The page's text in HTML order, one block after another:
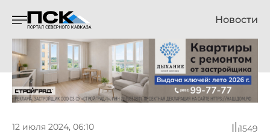
Новости
12 июля 2024, 06:10 1549